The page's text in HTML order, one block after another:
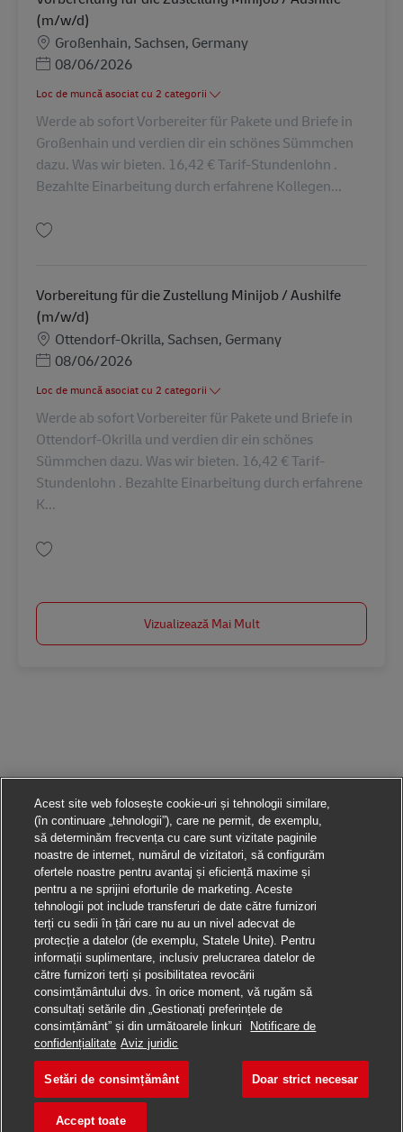
Aplică pentru această poziție
Salvare loc de muncă
(m/w/d)
Locație
Großenhain, Sachsen, Germany
Posted Date
08/06/2026
Loc de muncă asociat cu 2 categorii
Werde ab sofort Vorbereiter für Pakete und Briefe in
Großenhain und verdien dir ein schönes Sümmchen
dazu. Was wir bieten. 16,42 € Tarif-Stundenlohn .
Bezahlte Einarbeitung durch erfahrene Kollegen...
Vorbereitung für die Zustellung Minijob / Aushilfe
(m/w/d)
Locație
Ottendorf-Okrilla, Sachsen, Germany
Posted Date
08/06/2026
Loc de muncă asociat cu 2 categorii
Werde ab sofort Vorbereiter für Pakete und Briefe in
Ottendorf-Okrilla und verdien dir ein schönes
Sümmchen dazu. Was wir bieten. 16,42 € Tarif-
Stundenlohn . Bezahlte Einarbeitung durch erfahrene
K...
Vizualizează Mai Mult
Acest site web folosește cookie-uri și tehnologii similare,
(în continuare „tehnologii”), care ne permit, de exemplu,
să determinăm frecvența cu care sunt vizitate paginile
noastre de internet, numărul de vizitatori, să configurăm
ofertele noastre pentru avantaj și eficiență maxime și
pentru a ne sprijini eforturile de marketing. Aceste
tehnologii pot include transferuri de date către furnizori
terți cu sedii în țări care nu au un nivel adecvat de
protecție a datelor (de exemplu, Statele Unite). Pentru
informații suplimentare, inclusiv prelucrarea datelor de
către furnizori terți și posibilitatea revocării
consimțământului dvs. în orice moment, vă rugăm să
consultați setările din „Gestionați preferințele de
consimțământ” și din următoarele linkuri
Notificare de
confidențialitate Aviz juridic
Setări de consimțământ Doar strict necesar
Accept toate